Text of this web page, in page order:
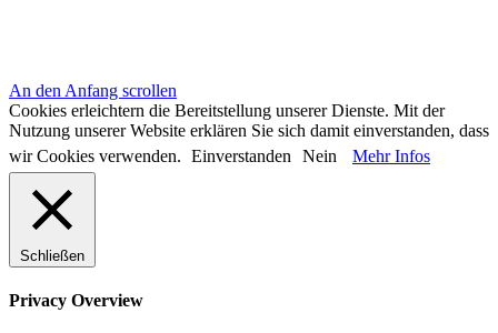
An den Anfang scrollen
Cookies erleichtern die Bereitstellung unserer Dienste. Mit der
Nutzung unserer Website erklären Sie sich damit einverstanden, dass
wir Cookies verwenden. Einverstanden Nein Mehr Infos
Schließen
Privacy Overview